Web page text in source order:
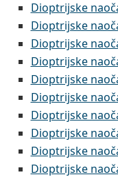
Dioptrijske
Dioptrijske
Dioptrijske
Dioptrijske
Dioptrijske
Dioptrijske
Dioptrijske
Dioptrijske
Dioptrijske
Dioptrijske